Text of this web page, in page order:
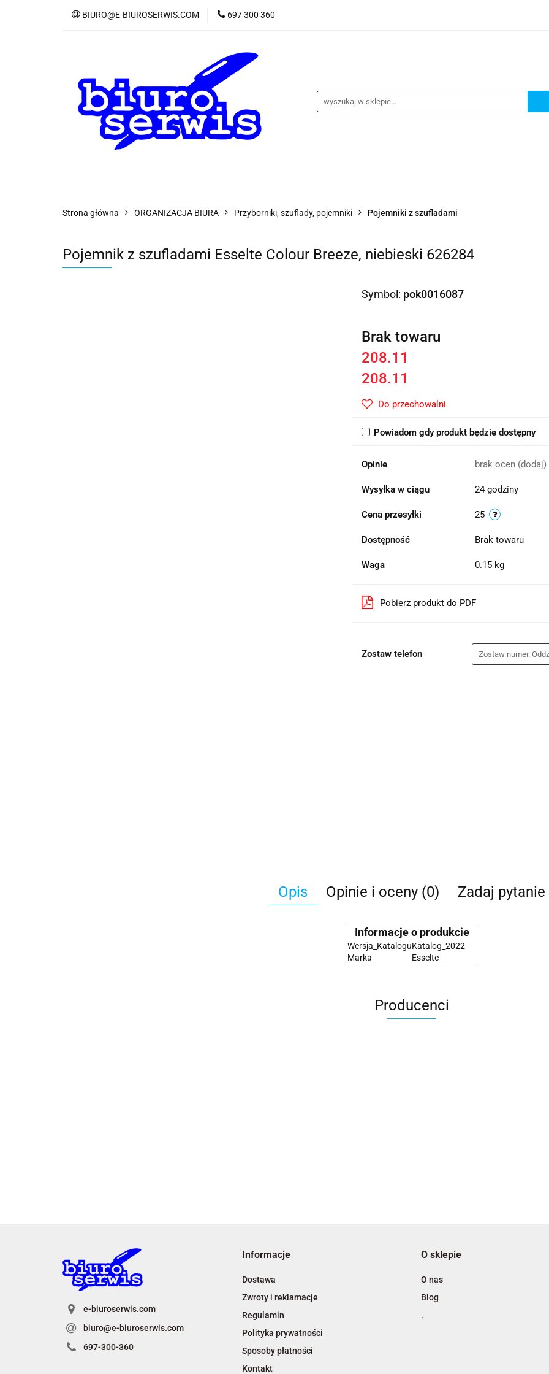
BIURO@E-BIUROSERWIS.COM 697 300 360
Strona główna ORGANIZACJA BIURA Przyborniki, szuflady, pojemniki Pojemniki z szufladami
Pojemnik z szufladami Esselte Colour Breeze, niebieski 626284
Symbol: pok0016087
Brak towaru
208.11
208.11
Do przechowalni
Powiadom gdy produkt będzie dostępny
Opinie brak ocen (dodaj)
Wysyłka w ciągu 24 godziny
Cena przesyłki 25
Dostępność Brak towaru
Waga 0.15 kg
Pobierz produkt do PDF
Zostaw telefon
Opis Opinie i oceny (0) Zadaj pytanie
Informacje o produkcie
Wersja_KataloguKatalog_2022
Marka
Esselte
Producenci
A4 Tech
e-biuroserwis.com
biuro@e-biuroserwis.com
697-300-360
Informacje
Dostawa
Zwroty i reklamacje
Regulamin
Polityka prywatności
Sposoby płatności
Kontakt
O sklepie
O nas
Blog
.